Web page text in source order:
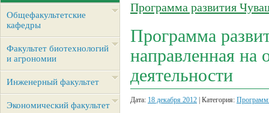
Общефакультетские
кафедры
Факультет биотехнологий
и агрономии
Инженерный факультет
Экономический факультет
Программа развития
Программа
направленная на
деятельности
Дата: 18 декабря 2012 | Категория: